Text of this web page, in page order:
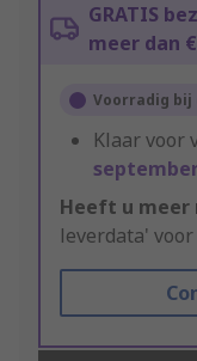
GRATIS
meer dan
Voorradig
Klaar voor
Heeft u meer
leverdata'